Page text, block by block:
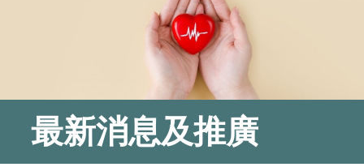
最新消息及推廣